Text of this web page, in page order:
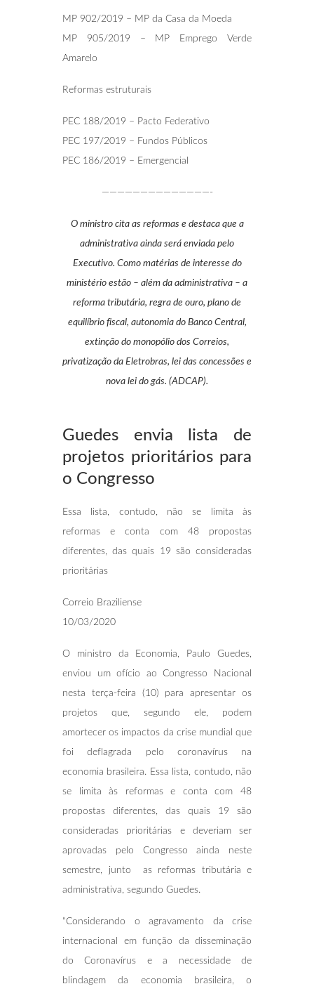
MP 902/2019 – MP da Casa da Moeda
MP 905/2019 – MP Emprego Verde
Amarelo
Reformas estruturais
PEC 188/2019 – Pacto Federativo
PEC 197/2019 – Fundos Públicos
PEC 186/2019 – Emergencial
——————————————-
O ministro cita as reformas e destaca que a
administrativa ainda será enviada pelo
Executivo. Como matérias de interesse do
ministério estão – além da administrativa – a
reforma tributária, regra de ouro, plano de
equilíbrio fiscal, autonomia do Banco Central,
extinção do monopólio dos Correios,
privatização da Eletrobras, lei das concessões e
nova lei do gás. (ADCAP).
Guedes envia lista de
projetos prioritários para
o Congresso
Essa lista, contudo, não se limita às
reformas e conta com 48 propostas
diferentes, das quais 19 são consideradas
prioritárias
Correio Braziliense
10/03/2020
O ministro da Economia, Paulo Guedes,
enviou um ofício ao Congresso Nacional
nesta terça-feira (10) para apresentar os
projetos que, segundo ele, podem
amortecer os impactos da crise mundial que
foi deflagrada pelo coronavírus na
economia brasileira. Essa lista, contudo, não
se limita às reformas e conta com 48
propostas diferentes, das quais 19 são
consideradas prioritárias e deveriam ser
aprovadas pelo Congresso ainda neste
semestre, junto as reformas tributária e
administrativa, segundo Guedes.
“Considerando o agravamento da crise
internacional em função da disseminação
do Coronavírus e a necessidade de
blindagem da economia brasileira, o